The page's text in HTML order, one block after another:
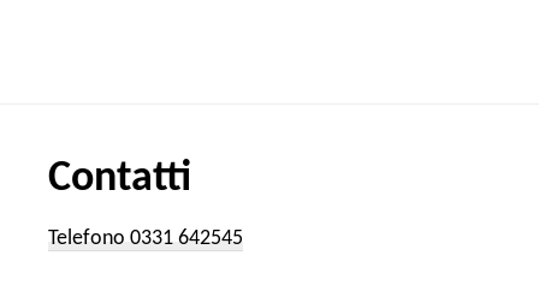
Contatti
Telefono 0331 642545